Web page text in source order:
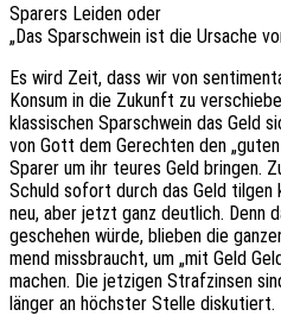
Sparers Leiden oder
„Das Spar­schwein ist die Ursa­che
Es wird Zeit, dass wir von
Konsum in die Zukunft zu
klas­si­schen Spar­schwein das Geld
von Gott dem Gerech­ten den
Sparer um ihr teures Geld brin­gen.
Schuld sofort durch das Geld tilgen
neu, aber jetzt ganz deut­lich. Denn
gesche­hen würde, blie­ben die
mend miss­braucht, um „mit Geld
machen. Die jetzi­gen Straf­zin­sen
länger an höchs­ter Stelle diskutiert.